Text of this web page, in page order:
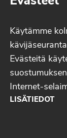
Käytämme
Evästeitä
Internet-
LISÄTIEDOT